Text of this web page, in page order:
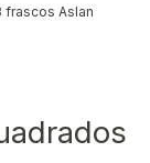
frascos Aslan